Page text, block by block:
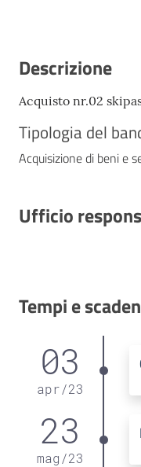
Descrizione
Acquisto nr.02
Tipologia del
Acquisizione di beni e
Ufficio
Tempi e
03
apr/23
23
mag /23